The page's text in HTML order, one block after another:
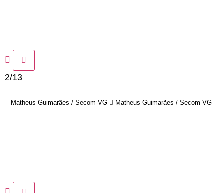
2/13
Matheus Guimarães / Secom-VG Matheus Guimarães / Secom-VG